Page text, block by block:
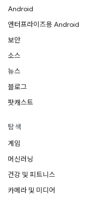
Android
엔터프라이즈용 Android
보안
소스
뉴스
블로그
팟캐스트
탐색
게임
머신러닝
건강 및 피트니스
카메라 및 미디어